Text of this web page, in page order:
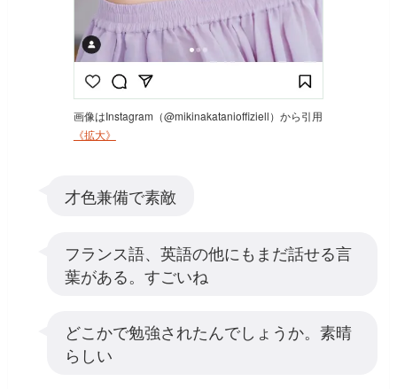
画像はInstagram（@mikinakatanioffiziell）から引用
《拡大》
才色兼備で素敵
フランス語、英語の他にもまだ話せる言
葉がある。すごいね
どこかで勉強されたんでしょうか。素晴
らしい